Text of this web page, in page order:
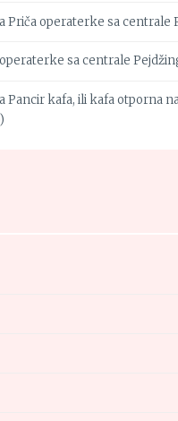
Priča operaterke sa centrale
sa centrale
Pancir kafa, ili kafa otporna